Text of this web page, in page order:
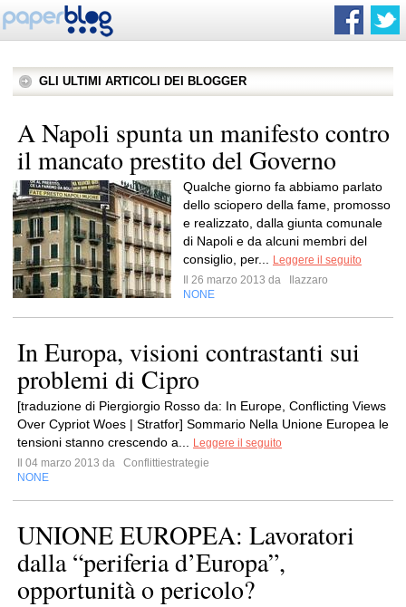
GLI ULTIMI ARTICOLI DEI BLOGGER
A Napoli spunta un manifesto contro
il mancato prestito del Governo
Qualche giorno fa abbiamo parlato
dello sciopero della fame, promosso
e realizzato, dalla giunta comunale
di Napoli e da alcuni membri del
consiglio, per...
Leggere il seguito
Il 26 marzo 2013 da
Ilazzaro
NONE
In Europa, visioni contrastanti sui
problemi di Cipro
[traduzione di Piergiorgio Rosso da: In Europe, Conflicting Views
Over Cypriot Woes | Stratfor] Sommario Nella Unione Europea le
tensioni stanno crescendo a...
Leggere il seguito
Il 04 marzo 2013 da
Conflittiestrategie
NONE
UNIONE EUROPEA: Lavoratori
dalla “periferia d’Europa”,
opportunità o pericolo?